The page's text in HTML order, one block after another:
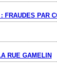
FRAUDES PAR
RUE GAMELIN